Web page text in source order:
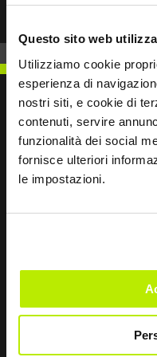
Questo sito web
Utilizziamo cookie
esperienza di
nostri siti, e cookie di
contenuti, servire
funzionalità dei social
fornisce ulteriori
le impostazioni.
this